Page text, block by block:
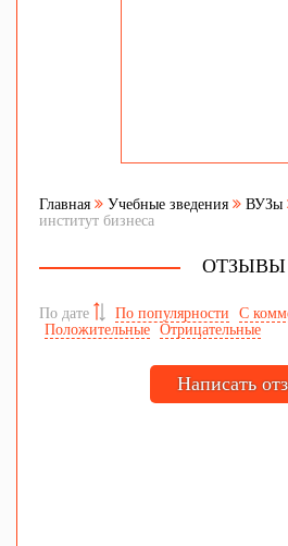
Главная Учебные зведения ВУЗы
институт бизнеса
ОТЗЫВЫ
По дате По популярности
С
Положительные Отрицательные
Написать